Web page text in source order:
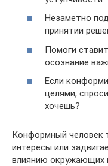
Незаметно
принятии
Помоги
осознание
Если
целями,
хочешь?
Конформный человек
интересы или
влиянию окружающих